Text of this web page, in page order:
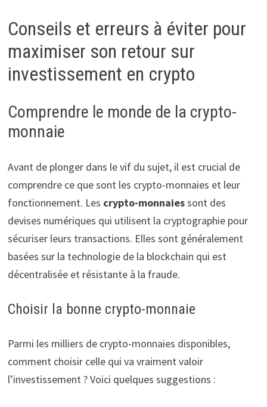
Conseils et erreurs à éviter pour
maximiser son retour sur
investissement en crypto
Comprendre le monde de la crypto-
monnaie
Avant de plonger dans le vif du sujet, il est crucial de
comprendre ce que sont les crypto-monnaies et leur
fonctionnement. Les crypto-monnaiessont des
devises numériques qui utilisent la cryptographie pour
sécuriser leurs transactions. Elles sont généralement
basées sur la technologie de la blockchain qui est
décentralisée et résistante à la fraude.
Choisir la bonne crypto-monnaie
Parmi les milliers de crypto-monnaies disponibles,
comment choisir celle qui va vraiment valoir
l’investissement ? Voici quelques suggestions :